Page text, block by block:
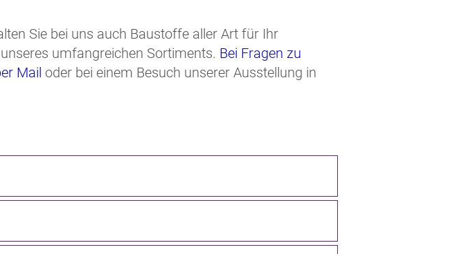
Sie bei uns auch Baustoffe aller Art für Ihr
umfangreichen Sortiments. Bei Fragen zu
Mail oder bei einem Besuch unserer Ausstellung in